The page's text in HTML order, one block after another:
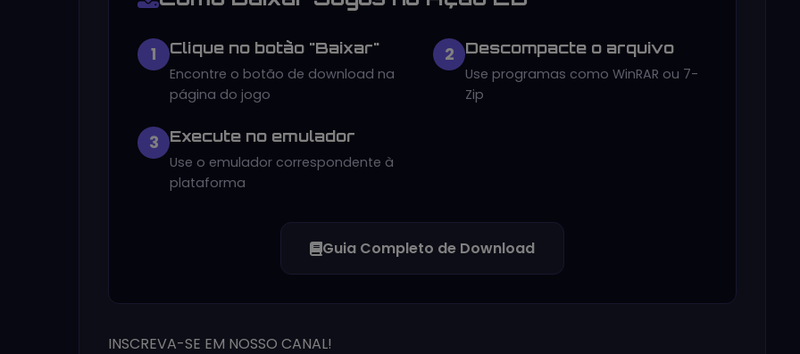
1 Clique no botão "Baixar"
Encontre o botão de download na
página do jogo
2 Descompacte o arquivo
Use programas como WinRAR ou 7-
Zip
3 Execute no emulador
Use o emulador correspondente à
plataforma
Guia Completo de Download
INSCREVA-SE EM NOSSO CANAL!